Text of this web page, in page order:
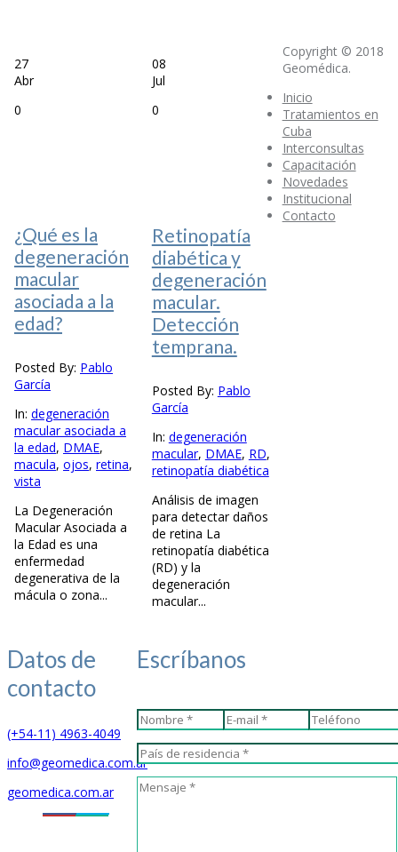
27
Abr
0
¿Qué es la
degeneración
macular
asociada a la
edad?
Posted By: Pablo
García
In: degeneración
macular asociada a
la edad, DMAE,
macula, ojos, retina,
vista
La Degeneración
Macular Asociada a
la Edad es una
enfermedad
degenerativa de la
mácula o zona...
08
Jul
0
Retinopatía
diabética y
degeneración
macular.
Detección
temprana.
Posted By: Pablo
García
In: degeneración
macular, DMAE, RD,
retinopatía diabética
Análisis de imagen
para detectar daños
de retina La
retinopatía diabética
(RD) y la
degeneración
macular...
Datos de
contacto
(+54-11) 4963-4049
info@geomedica.com.ar
geomedica.com.ar
Escríbanos
Copyright © 2018
Geomédica.
Inicio
Tratamientos en
Cuba
Interconsultas
Capacitación
Novedades
Institucional
Contacto